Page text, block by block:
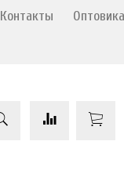
Контакты